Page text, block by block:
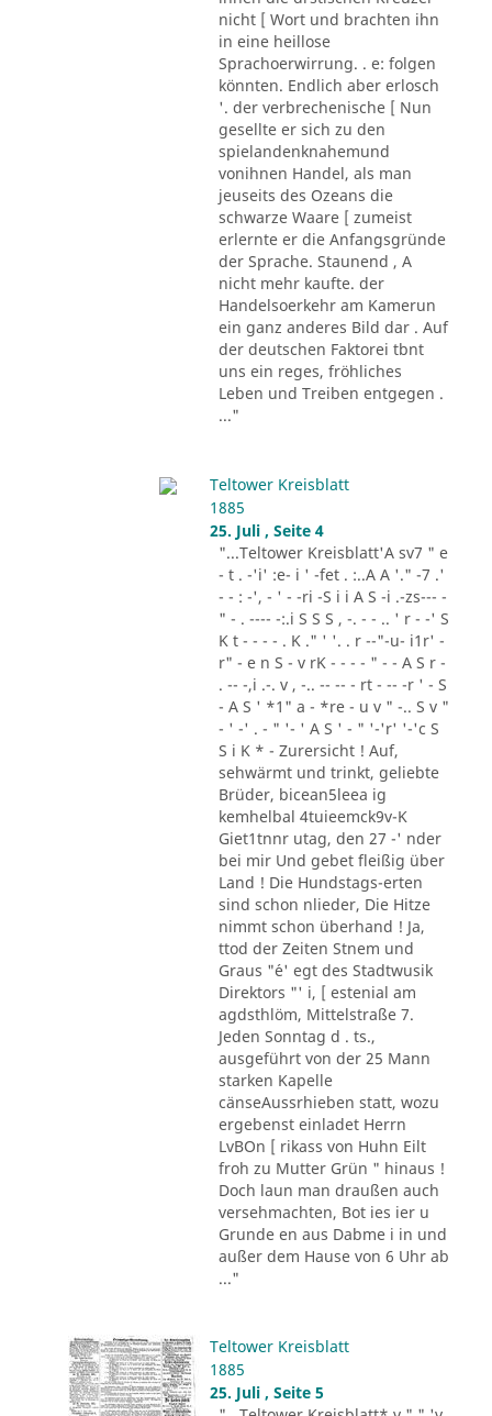
nicht [ Wort und brachten ihn
in eine heillose
Sprachoerwirrung. . e: folgen
könnten. Endlich aber erlosch
'. der verbrechenische [ Nun
gesellte er sich zu den
spielandenknahemund
vonihnen Handel, als man
jeuseits des Ozeans die
schwarze Waare [ zumeist
erlernte er die Anfangsgründe
der Sprache. Staunend , A
nicht mehr kaufte. der
Handelsoerkehr am Kamerun
ein ganz anderes Bild dar . Auf
der deutschen Faktorei tbnt
uns ein reges, fröhliches
Leben und Treiben entgegen .
..."
Teltower Kreisblatt
1885
25. Juli , Seite 4
"...Teltower Kreisblatt'A sv7 " e
- t . -'i' :e- i ' -fet . :..A A '." -7 .'
- - : -', - ' - -ri -S i i A S -i .-zs--- -
" - . ---- -:.i S S S , -. - - .. ' r - -' S
K t - - - - . K ." ' '. . r --"-u- i1r' -
r" - e n S - v rK - - - - " - - A S r -
. -- -,i .-. v , -.. -- -- - rt - -- -r ' - S
- A S ' *1" a - *re - u v " -.. S v "
- ' -' . - " '- ' A S ' - " '-'r' '-'c S
S i K * - Zurersicht ! Auf,
sehwärmt und trinkt, geliebte
Brüder, bicean5leea ig
kemhelbal 4tuieemck9v-K
Giet1tnnr utag, den 27 -' nder
bei mir Und gebet fleißig über
Land ! Die Hundstags-erten
sind schon nlieder, Die Hitze
nimmt schon überhand ! Ja,
ttod der Zeiten Stnem und
Graus "´e' egt des Stadtwusik
Direktors "' i, [ estenial am
agdsthlöm, Mittelstraße 7.
Jeden Sonntag d . ts.,
ausgeführt von der 25 Mann
starken Kapelle
cänseAussrhieben statt, wozu
ergebenst einladet Herrn
LvBOn [ rikass von Huhn Eilt
froh zu Mutter Grün " hinaus !
Doch laun man draußen auch
versehmachten, Bot ies ier u
Grunde en aus Dabme i in und
außer dem Hause von 6 Uhr ab
..."
Teltower Kreisblatt
1885
25. Juli , Seite 5